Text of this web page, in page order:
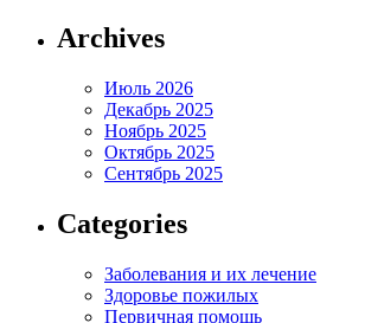
Archives
Июль 2026
Декабрь 2025
Ноябрь 2025
Октябрь 2025
Сентябрь 2025
Categories
Заболевания и их лечение
Здоровье пожилых
Первичная помощь